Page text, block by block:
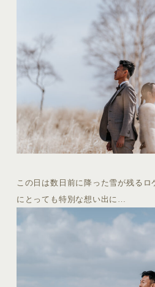
この日は数日前に降った雪が残るロ
にとっても特別な想い出に…